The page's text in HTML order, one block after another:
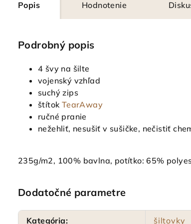
Popis Hodnotenie
Podrobný popis
4 švy na šilte
vojenský vzhľad
suchý zips
štítok TearAway
ručné pranie
nežehliť, nesušiť v sušičke, nečistiť
235g/m2, 100% bavlna, potítko: 65%
Dodatočné parametre
Kategória: šiltovky